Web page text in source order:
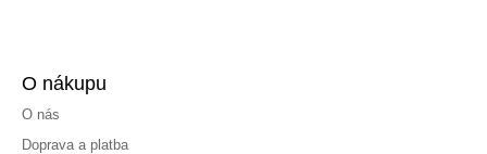
O nákupu
O nás
Doprava a platba